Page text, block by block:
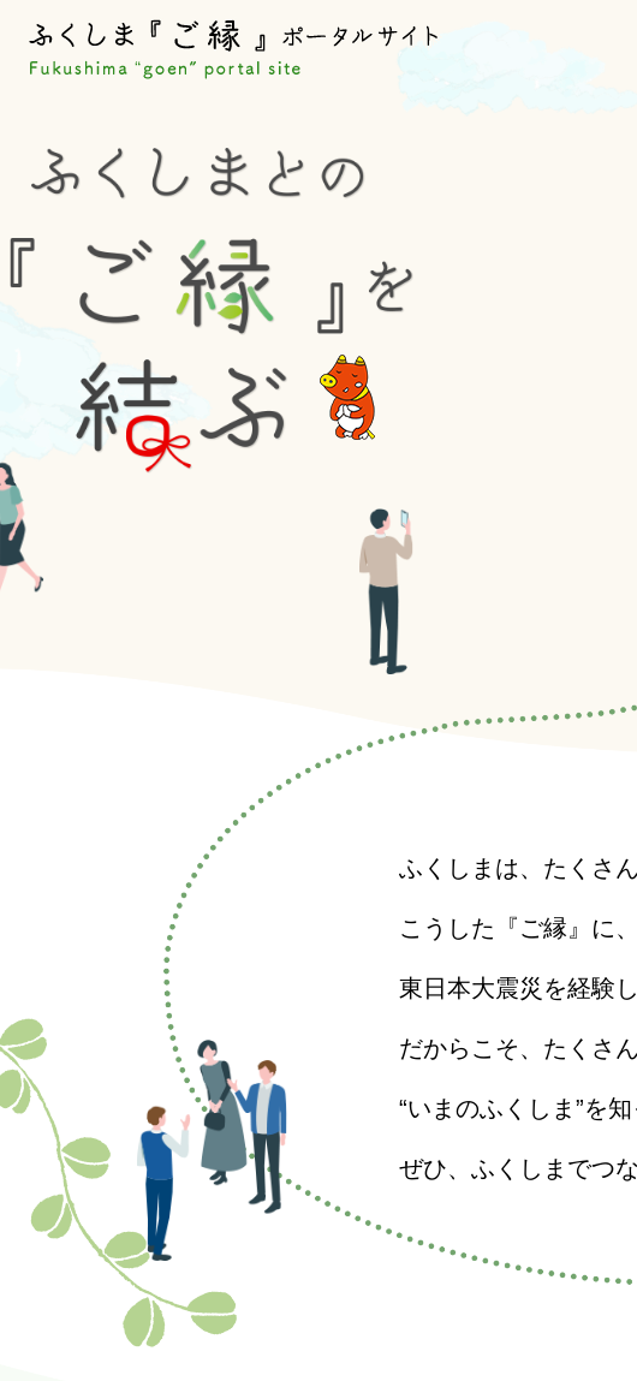
ふくしまは、たくさ
こうした『ご縁』に
東日本大震災を経験
だからこそ、たくさ
“いまのふくしま”を知
ぜひ、ふくしまでつ